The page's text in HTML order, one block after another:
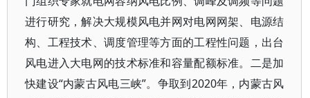
进行研究，解决大规模风电并网对电网网架、电源结
构、工程技术、调度管理等方面的工程性问题，出台
风电进入大电网的技术标准和容量配额标准。二是加
快建设“内蒙古风电三峡”。争取到2020年，内蒙古风